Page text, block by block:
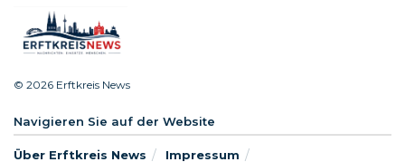
© 2026 Erftkreis News
Navigieren Sie auf der Website
Über Erftkreis News Impressum